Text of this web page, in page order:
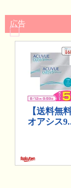
広告